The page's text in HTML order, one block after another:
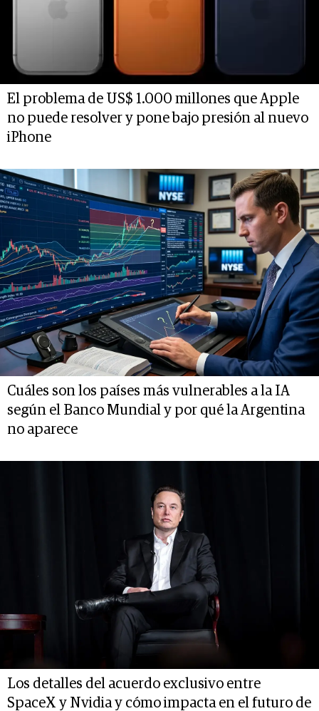
El problema de US$ 1.000 millones que Apple
no puede resolver y pone bajo presión al nuevo
iPhone
Cuáles son los países más vulnerables a la IA
según el Banco Mundial y por qué la Argentina
no aparece
Los detalles del acuerdo exclusivo entre
SpaceX y Nvidia y cómo impacta en el futuro de